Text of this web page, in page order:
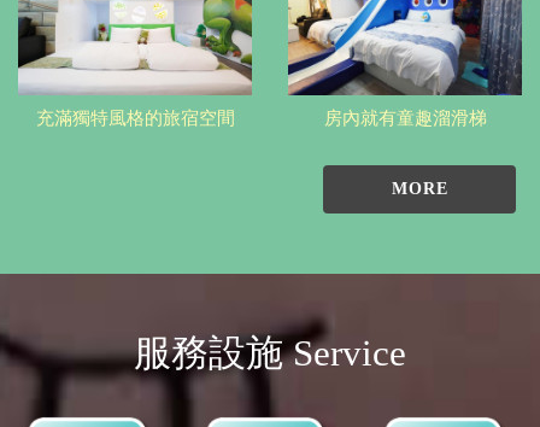
充滿獨特風格的旅宿空間 房內就有童趣溜滑梯
MORE
服務設施 Service